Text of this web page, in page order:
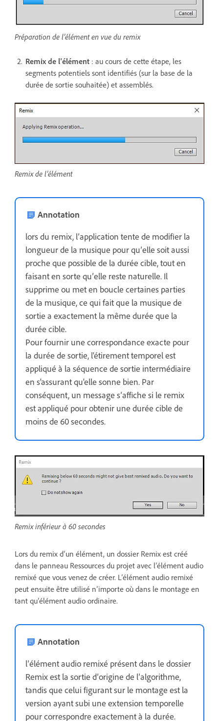
Préparation de l’élément en vue du remix
Remix de l’élément : au cours de cette étape, les
segments potentiels sont identifiés (sur la base de la
durée de sortie souhaitée) et assemblés.
Remix de l’élément
Annotation
lors du remix, l’application tente de modifier la
longueur de la musique pour qu’elle soit aussi
proche que possible de la durée cible, tout en
faisant en sorte qu’elle reste naturelle. Il
supprime ou met en boucle certaines parties
de la musique, ce qui fait que la musique de
sortie a exactement la même durée que la
durée cible.
Pour fournir une correspondance exacte pour
la durée de sortie, l'étirement temporel est
appliqué à la séquence de sortie intermédiaire
en s'assurant qu'elle sonne bien. Par
conséquent, un message s’affiche si le remix
est appliqué pour obtenir une durée cible de
moins de 60 secondes.
Remix inférieur à 60 secondes
Lors du remix d’un élément, un dossier Remix est créé
dans le panneau Ressources du projet avec l’élément audio
remixé que vous venez de créer. L’élément audio remixé
peut ensuite être utilisé n’importe où dans le montage en
tant qu’élément audio ordinaire.
Annotation
l’élément audio remixé présent dans le dossier
Remix est la sortie d’origine de l’algorithme,
tandis que celui figurant sur le montage est la
version ayant subi une extension temporelle
pour correspondre exactement à la durée.